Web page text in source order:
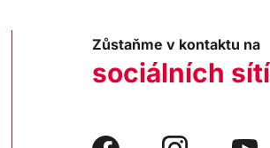
Zůstaňme v kontaktu na
sociálních